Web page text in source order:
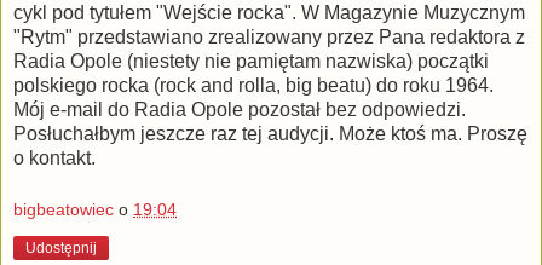
cykl pod tytułem "Wejście rocka". W Magazynie Muzycznym
"Rytm" przedstawiano zrealizowany przez Pana redaktora z
Radia Opole (niestety nie pamiętam nazwiska) początki
polskiego rocka (rock and rolla, big beatu) do roku 1964.
Mój e-mail do Radia Opole pozostał bez odpowiedzi.
Posłuchałbym jeszcze raz tej audycji. Może ktoś ma. Proszę
o kontakt.
bigbeatowiec o 19:04
Udostępnij